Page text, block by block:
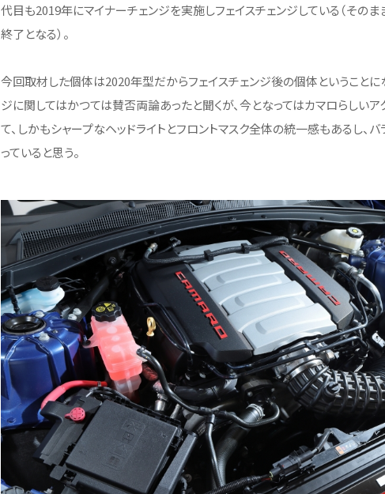
代目も2019年にマイナーチェンジを実施しフェイスチェンジしている（その
終了となる）。
今回取材した個体は2020年型だからフェイスチェンジ後の個体ということに
ジに関してはかつては賛否両論あったと聞くが、今となってはカマロらしい
て、しかもシャープなヘッドライトとフロントマスク全体の統一感もあるし、
っていると思う。